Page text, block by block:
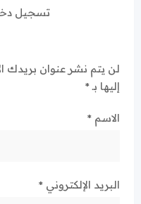
تسجيل
لن يتم نشر عنوان بريدك
إليها بـ*
الاسم *
البريد الإلكتروني *